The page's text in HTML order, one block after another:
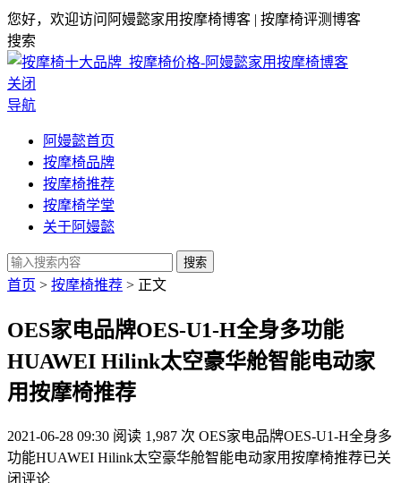
您好，欢迎访问阿嫚懿家用按摩椅博客 | 按摩椅评测博客
搜索
关闭
导航
阿嫚懿首页
按摩椅品牌
按摩椅推荐
按摩椅学堂
关于阿嫚懿
搜索
首页 > 按摩椅推荐 > 正文
OES家电品牌OES-U1-H全身多功能
HUAWEI Hilink太空豪华舱智能电动家
用按摩椅推荐
2021-06-28 09:30 阅读 1,987 次 OES家电品牌OES-U1-H全身多
功能HUAWEI Hilink太空豪华舱智能电动家用按摩椅推荐已关
闭评论